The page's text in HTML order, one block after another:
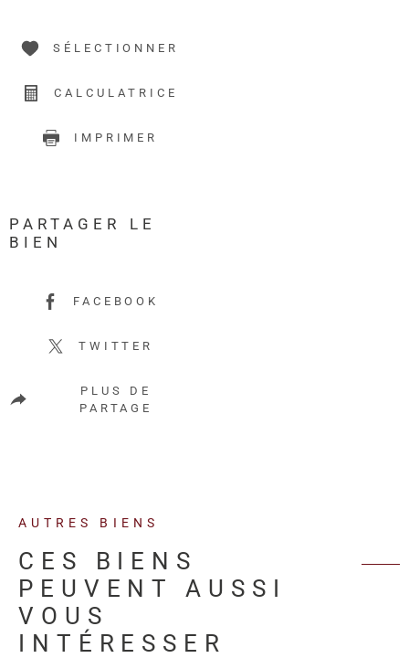
SÉLECTIONNER
CALCULATRICE
IMPRIMER
PARTAGER LE
BIEN
FACEBOOK
TWITTER
PLUS DE
PARTAGE
AUTRES BIENS
CES BIENS
PEUVENT AUSSI
VOUS
INTÉRESSER